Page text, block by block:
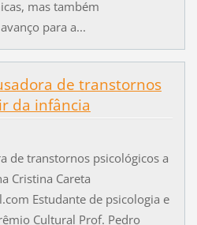
mas também
para a...
de transtornos
da infância
de transtornos psicológicos a
Cristina Careta
Estudante de psicologia e
Cultural Prof. Pedro